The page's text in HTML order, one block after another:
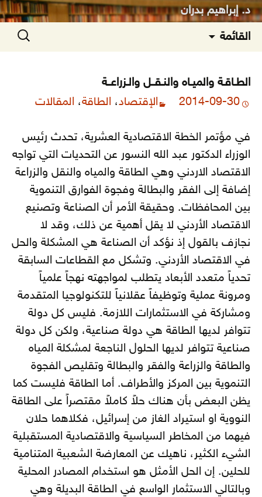
د. إبراهيم بدران
القائمة
إلى
البحث
عن:
الطـاقـة والميـاه والنـقــل والـزراعــة
2014-09-30
الإقتصاد، الطاقة، المقالات
في مؤتمر الخطة الاقتصادية العشرية، تحدث رئيس
الوزراء الدكتور عبد الله النسور عن التحديات التي تواجه
الاقتصاد الاردني وهي الطاقة والمياه والنقل والزراعة
إضافة إلى الفقر والبطالة وفجوة الفوارق التنموية
بين المحافظات. وحقيقة الأمر أن الصناعة وتصنيع
الاقتصاد الأردني لا يقل أهمية عن ذلك، وقد لا
نجازف بالقول إذ نؤكد أن الصناعة هي المشكلة والحل
في الاقتصاد الأردني. وتشكل مع القطاعات السابقة
تحدياً متعدد الأبعاد يتطلب لمواجهته نهجاً علمياً
ومرونة عملية وتوظيفاً عقلانياً للتكنولوجيا المتقدمة
ومشاركة في الاستثمارات اللازمة. فليس كل دولة
تتوافر لديها الطاقة هي دولة صناعية، ولكن كل دولة
صناعية تتوافر لديها الحلول الناجعة لمشكلة المياه
والطاقة والزراعة والفقر والبطالة وتقليص الفجوة
التنموية بين المركز والأطراف. أما الطاقة فليست كما
يظن البعض بأن هناك حلاً كاملاً مقتصراً على الطاقة
النووية او استيراد الغاز من إسرائيل، فكلاهما حلان
فيهما من المخاطر السياسية والاقتصادية المستقبلية
الشيء الكثير، ناهيك عن المعارضة الشعبية المتنامية
للحلين. إن الحل الأمثل هو استخدام المصادر المحلية
وبالتالي الاستثمار الواسع في الطاقة البديلة وهي